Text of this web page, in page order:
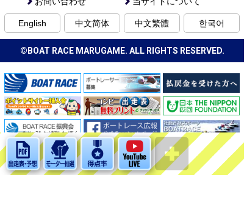
English 中文简体 中文繁體 한국어
©BOAT RACE MARUGAME. ALL RIGHTS RESERVED.